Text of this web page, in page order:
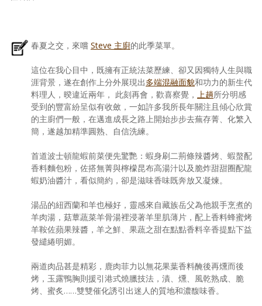
春夏之交，來嚐 Steve 主廚的此季菜單。
這位在我心目中，既擁有正統法菜歷練、卻又因獨特人生與職
涯背景，遂在創作上分外展現出多端混融面貌和功力的新生代
料理人，暌違近兩年， 此刻再會，歡喜察覺， 上趟所分明感
受到的豐富紛呈似有收斂，一如許多我所長年關注且傾心欣賞
的主廚們一般，在邁進成長之路上開始步步去蕪存菁、化繁入
簡，遂越加精準圓熟、自信洗練。
首道波士頓龍蝦前菜便先驚艷：蝦身刷二荊條辣醬烤、蝦螯配
香料麵包粉，佐搭無菁與檸檬昆布高湯汁以及脆炸甜甜圈配龍
蝦奶油醬汁，看似簡約，卻是滋味香味既奔放又凝煉。
湯品的紐西蘭和羊也極好，靈感來自藏族岳父為他親手烹煮的
羊肉湯，菇蕈蔬菜羊骨湯裡浸著羊里肌薄片，配上香料蜂蜜烤
羊鞍佐蘋果辣醬，羊之鮮、果蔬之甜在點點香料辛香提點下益
發繾綣明媚。
兩道肉品甚是精彩，鹿肉菲力以無花果葉香料醃後再燻而後
烤，玉露鴨胸則援引港式燒臘技法，漬、燻、風乾熟成、脆
烤、蜜炙……雙雙催化誘引出迷人的質地和濃馥味香。